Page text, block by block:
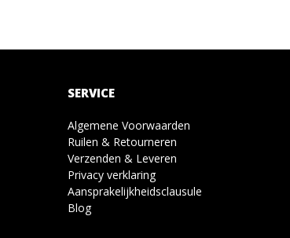
SERVICE
Algemene Voorwaarden
Ruilen & Retourneren
Verzenden & Leveren
Privacy verklaring
Aansprakelijkheidsclausule
Blog